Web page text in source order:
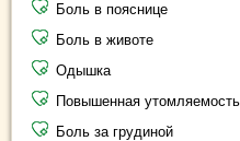
Боль в пояснице
Боль в животе
Одышка
Повышенная утомляемость
Боль за грудиной